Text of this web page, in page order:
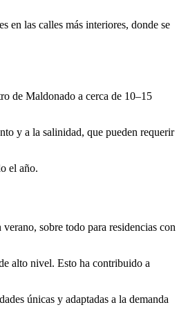
en las calles más interiores, donde se
de Maldonado a cerca de 10–15
y a la salinidad, que pueden requerir
el año.
sobre todo para residencias con
alto nivel. Esto ha contribuido a
únicas y adaptadas a la demanda